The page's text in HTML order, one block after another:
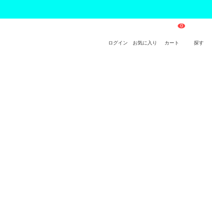
ログイン お気に入り カート 探す